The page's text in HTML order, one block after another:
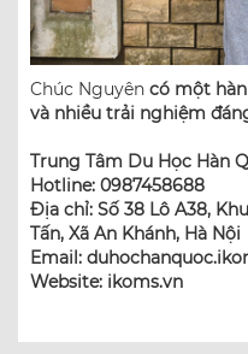
Chúc Nguyên có một
và nhiều trải nghiệm
Trung Tâm Du Học Hàn
Hotline: 0987458688
Địa chỉ: Số 38 Lô A38,
Tấn, Xã An Khánh, Hà Nội
Email:
Website: ikoms.vn